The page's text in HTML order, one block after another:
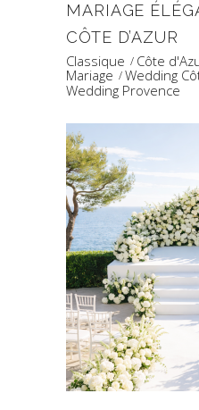
MARIAGE
CÔTE D’AZUR
Classique
Côte
Mariage
Wedding
Wedding Provence